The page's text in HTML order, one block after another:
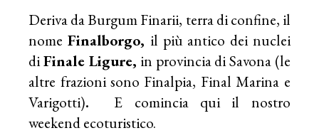
Deriva da Burgum Finarii, terra di confine, il
nomeFinalborgo, il più antico dei nuclei
diFinale Ligure, in provincia di Savona (le
altre frazioni sono Finalpia, Final Marina e
Varigotti).
E comincia qui il nostro
weekend ecoturistico.